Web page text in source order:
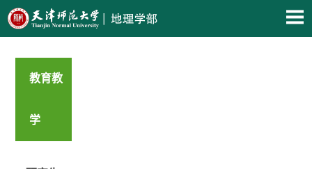
教育教
学